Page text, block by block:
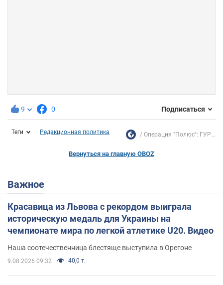
9 0 Подписаться
Теги Редакционная политика Операция "Полюс": ГУР...
Вернуться на главную OBOZ
Важное
Красавица из Львова с рекордом выиграла
историческую медаль для Украины на
чемпионате мира по легкой атлетике U20. Видео
Наша соотечественница блестяще выступила в Орегоне
9.08.2026 09:32 40,0 т.